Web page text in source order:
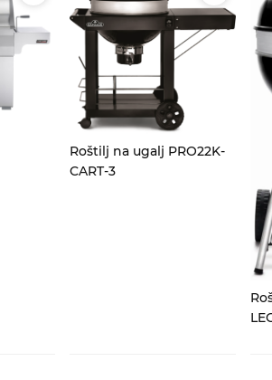
Roštilj na ugalj PRO22K-
CART-3